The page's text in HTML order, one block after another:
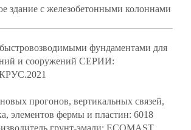
фундаментами для
и сооружений СЕРИИ:
прогонов, вертикальных связей,
элементов фермы и пластин: 6018
грунт-эмали: ECOMAST.